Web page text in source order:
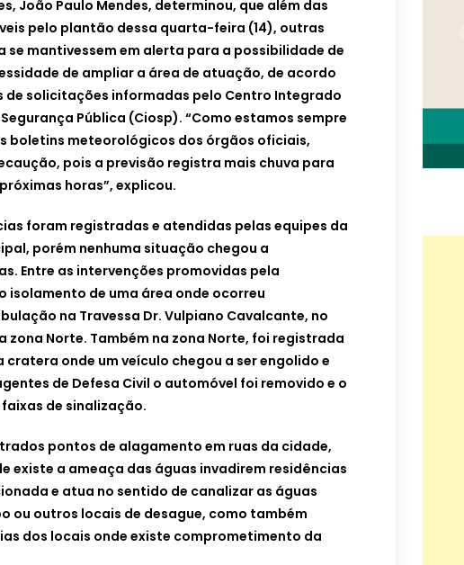
João Paulo Mendes, determinou, que além das
pelo plantão dessa quarta-feira (14), outras
se mantivessem em alerta para a possibilidade de
de ampliar a área de atuação, de acordo
de solicitações informadas pelo Centro Integrado
Pública (Ciosp). “Como estamos sempre
boletins meteorológicos dos órgãos oficiais,
pois a previsão registra mais chuva para
horas”, explicou.
foram registradas e atendidas pelas equipes da
porém nenhuma situação chegou a
Entre as intervenções promovidas pela
isolamento de uma área onde ocorreu
na Travessa Dr. Vulpiano Cavalcante, no
zona Norte. Também na zona Norte, foi registrada
cratera onde um veículo chegou a ser engolido e
de Defesa Civil o automóvel foi removido e o
de sinalização.
pontos de alagamento em ruas da cidade,
existe a ameaça das águas invadirem residências
e atua no sentido de canalizar as águas
ou outros locais de desague, como também
dos locais onde existe comprometimento da